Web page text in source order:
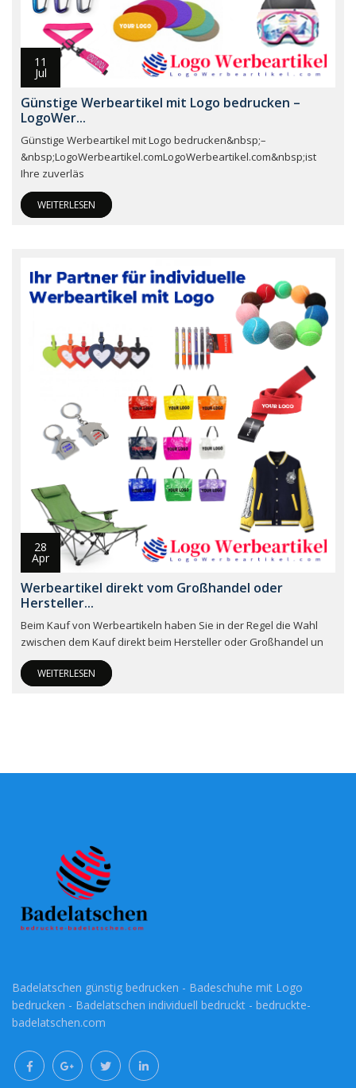
11
Jul
Günstige Werbeartikel mit Logo bedrucken –
LogoWer...
Günstige Werbeartikel mit Logo bedrucken&nbsp;–
&nbsp;LogoWerbeartikel.comLogoWerbeartikel.com&nbsp;ist
Ihre zuverläs
WEITERLESEN
28
Apr
Werbeartikel direkt vom Großhandel oder
Hersteller...
Beim Kauf von Werbeartikeln haben Sie in der Regel die Wahl
zwischen dem Kauf direkt beim Hersteller oder Großhandel un
WEITERLESEN
Badelatschen günstig bedrucken - Badeschuhe mit Logo
bedrucken - Badelatschen individuell bedruckt - bedruckte-
badelatschen.com